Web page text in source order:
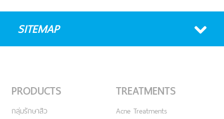
SITEMAP
PRODUCTS
กลุ่มรักษาสิว
TREATMENTS
Acne Treatments